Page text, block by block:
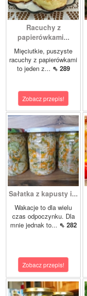
Racuchy z
papierówkami...
Mięciutkie, puszyste
racuchy z papierówkami
to jeden z... ⇖ 289
Zobacz przepis!
Sałatka z kapusty i...
Wakacje to dla wielu
czas odpoczynku. Dla
mnie jednak to... ⇖ 282
Zobacz przepis!